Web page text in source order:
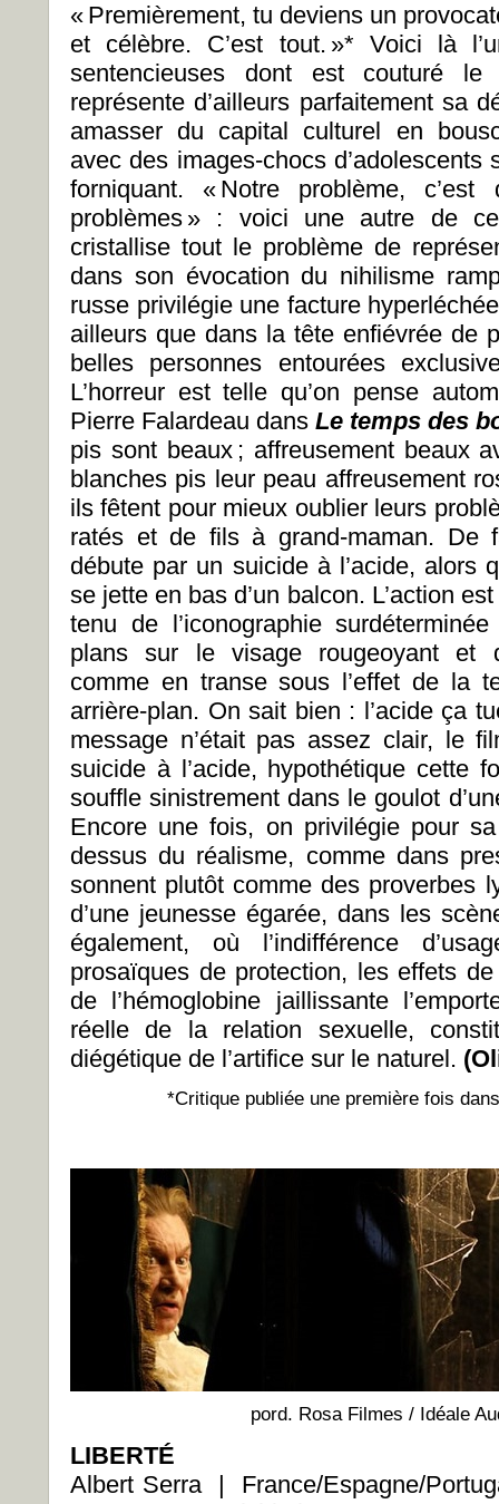
« Premièrement, tu deviens un
et célèbre. C’est tout. »* Voici là
sentencieuses dont est couturé
représente d’ailleurs parfaitement sa
amasser du capital culturel en
avec des images-chocs d’adolescents
forniquant. « Notre problème,
problèmes » : voici une autre de
cristallise tout le problème de
dans son évocation du nihilisme
russe privilégie une facture
ailleurs que dans la tête enfiévrée de
belles personnes entourées
L’horreur est telle qu’on pense
Pierre Falardeau dans Le temps des
pis sont beaux ; affreusement beaux
blanches pis leur peau affreusement
ils fêtent pour mieux oublier leurs
ratés et de fils à grand-maman. De
débute par un suicide à l’acide, alors
se jette en bas d’un balcon. L’action
tenu de l’iconographie
plans sur le visage rougeoyant et
comme en transe sous l’effet de la
arrière-plan. On sait bien : l’acide ça
message n’était pas assez clair, le
suicide à l’acide, hypothétique cette
souffle sinistrement dans le goulot
Encore une fois, on privilégie pour
dessus du réalisme, comme dans
sonnent plutôt comme des proverbes
d’une jeunesse égarée, dans les
également, où l’indifférence
prosaïques de protection, les effets
de l’hémoglobine jaillissante
réelle de la relation sexuelle,
diégétique de l’artifice sur le naturel.
*Critique publiée une première fois
pord. Rosa Filmes / Idéale
LIBERTÉ
Albert Serra | France/Espagne/